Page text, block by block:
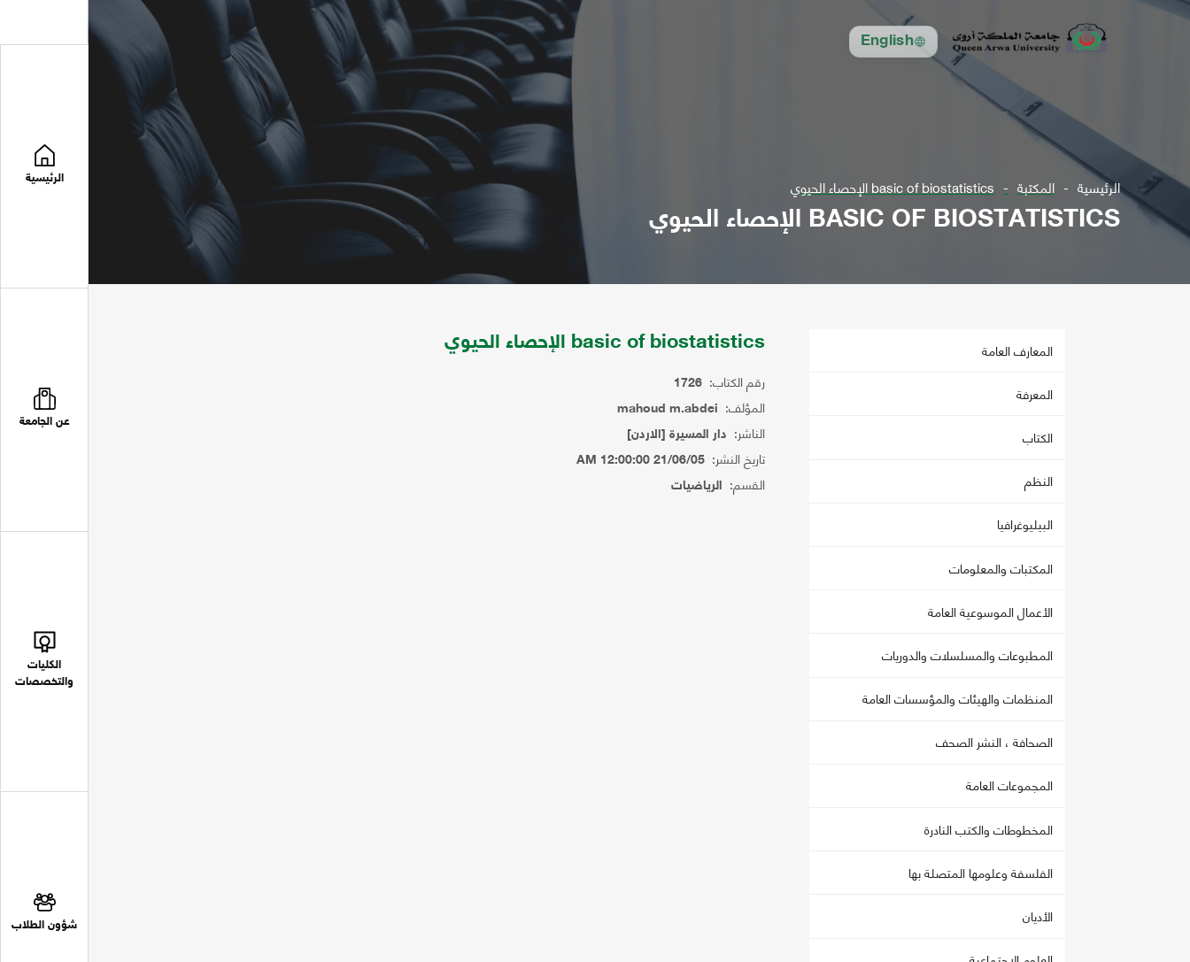
English
الرئيسية
عن الجامعة
الكليات
والتخصصات
شؤون الطلاب
الرئيسية المكتبة basic of biostatistics الإحصاء الحيوي
BASIC OF BIOSTATISTICS الإحصاء الحيوي
المعارف العامة
المعرفة
الكتاب
النظم
البيليوغرافيا
المكتبات والمعلومات
الأعمال الموسوعية العامة
المطبوعات والمسلسلات والدوريات
المنظمات والهيئات والمؤسسات العامة
الصحافة ، النشر الصحف
المجموعات العامة
المخطوطات والكتب النادرة
الفلسفة وعلومها المتصلة بها
الأديان
basic of biostatistics الإحصاء الحيوي
رقم الكتاب: 1726
المؤلف: mahoud m.abdei
الناشر: دار المسيرة [الاردن]
تاريخ النشر: 21/06/05 12:00:00 AM
القسم: الرياضيات